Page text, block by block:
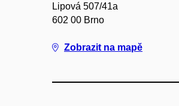
Lipová 507/41a
602 00 Brno
Zobrazit na mapě